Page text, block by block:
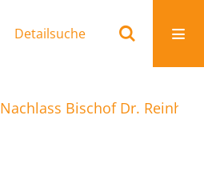
Detailsuche
Nachlass Bischof Dr.